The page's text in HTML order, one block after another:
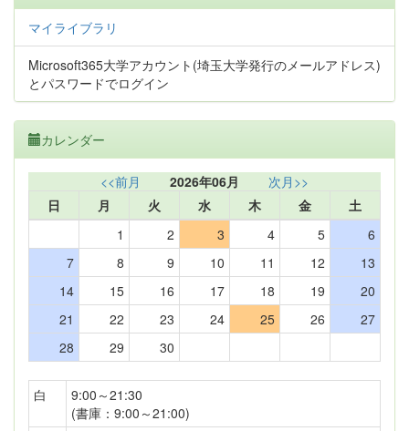
マイライブラリ
Microsoft365大学アカウント(埼玉大学発行のメールアドレス)
とパスワードでログイン
カレンダー
<<前月 2026年06月
次月>>
日
月 火 水 木 金
土
1
2 3 4 5
6
7
8 9 10 11 12
13
14
15 16 17 18 19
20
21
22 23 24 25 26
27
28
29 30
白
9:00～21:30
(書庫：9:00～21:00)